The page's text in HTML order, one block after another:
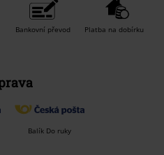
Bankovní převod Platba na dobírku
Balík Do ruky